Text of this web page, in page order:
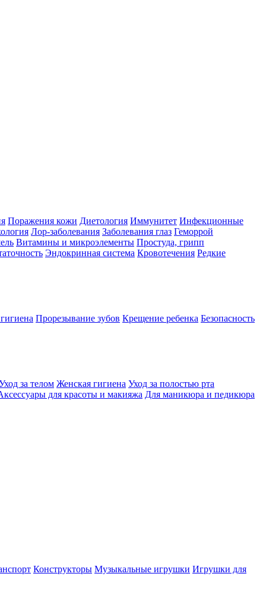
Поражения кожи Диетология Иммунитет Инфекционные
Лор-заболевания Заболевания глаз Геморрой
Витамины и микроэлементы Простуда, грипп
Эндокринная система Кровотечения Редкие
Прорезывание зубов Крещение ребенка Безопасность
за телом Женская гигиена Уход за полостью рта
для красоты и макияжа Для маникюра и педикюра
Конструкторы Музыкальные игрушки Игрушки для